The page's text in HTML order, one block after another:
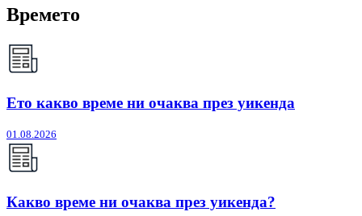
Времето
Ето какво време ни очаква през уикенда
01.08.2026
Какво време ни очаква през уикенда?